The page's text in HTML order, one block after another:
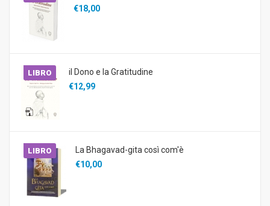
€18,00
LIBRO
il Dono e la Gratitudine
€12,99
LIBRO
La Bhagavad-gita così com'è
€10,00